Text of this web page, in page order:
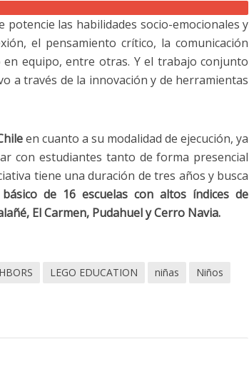
las habilidades socio-emocionales y
el pensamiento crítico, la comunicación
equipo, entre otras. Y el trabajo conjunto
a través de la innovación y de herramientas
en cuanto a su modalidad de ejecución, ya
con estudiantes tanto de forma presencial
tiene una duración de tres años y busca
de 16 escuelas con altos índices de
El Carmen, Pudahuel y Cerro Navia.
LEGO EDUCATION niñas
Niños